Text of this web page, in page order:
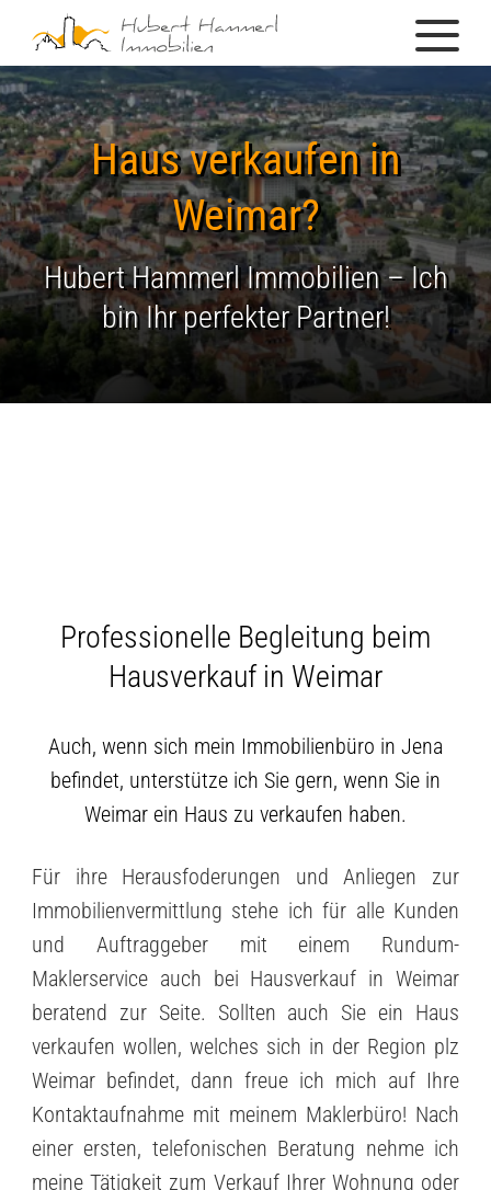
Haus verkaufen in
Weimar?
Hubert Hammerl Immobilien – Ich
bin Ihr perfekter Partner!
Professionelle Begleitung beim
Hausverkauf in Weimar
Auch, wenn sich mein Immobilienbüro in Jena
befindet, unterstütze ich Sie gern, wenn Sie in
Weimar ein Haus zu verkaufen haben.
Für ihre Herausfoderungen und Anliegen zur
Immobilienvermittlung stehe ich für alle Kunden
und Auftraggeber mit einem Rundum-
Maklerservice auch bei Hausverkauf in Weimar
beratend zur Seite. Sollten auch Sie ein Haus
verkaufen wollen, welches sich in der Region plz
Weimar befindet, dann freue ich mich auf Ihre
Kontaktaufnahme mit meinem Maklerbüro! Nach
einer ersten, telefonischen Beratung nehme ich
meine Tätigkeit zum Verkauf Ihrer Wohnung oder